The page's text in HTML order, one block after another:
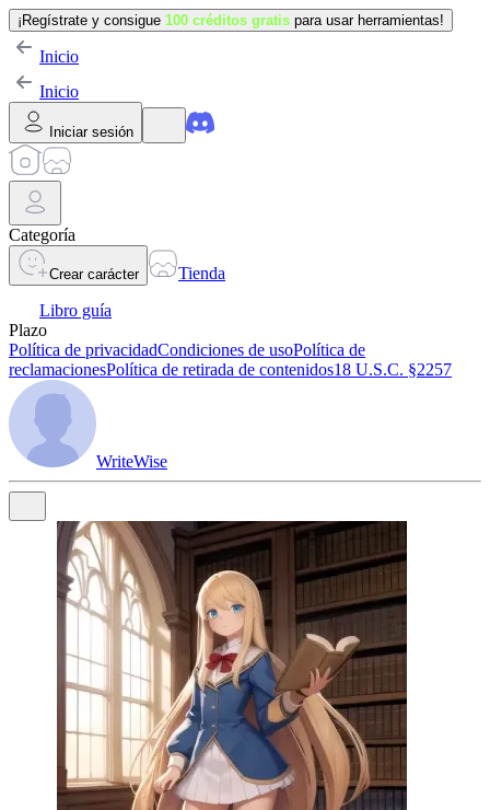
¡Regístrate y consigue 100 créditos gratis para usar herramientas!
Inicio
Inicio
Iniciar sesión
Categoría
Crear carácter
Tienda
Libro guía
Plazo
Política de privacidadCondiciones de usoPolítica de
reclamacionesPolítica de retirada de contenidos18 U.S.C. §2257
WriteWise